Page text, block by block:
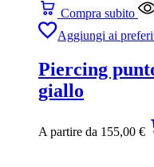
Compra subito
Aggiungi ai
Piercing
giallo
A partire da 155,00 €